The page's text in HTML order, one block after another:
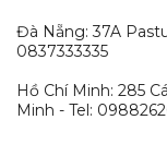
Đà Nẵng: 37A
0837333335
Hồ Chí Minh: 285
Minh - Tel: